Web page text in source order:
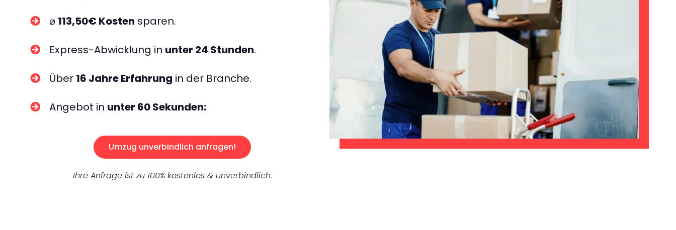
⌀ 113,50€ Kosten sparen.
Express-Abwicklung in unter 24 Stunden.
Über 16 Jahre Erfahrung in der Branche.
Angebot in unter 60 Sekunden:
Umzug unverbindlich anfragen!
Ihre Anfrage ist zu 100% kostenlos & unverbindlich.